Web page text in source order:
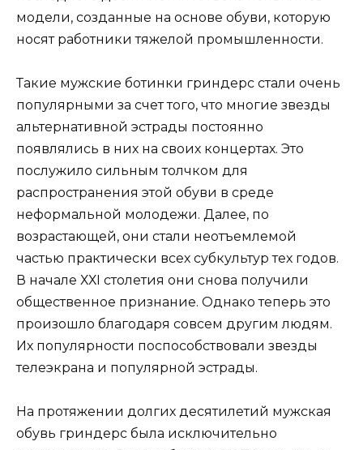
модели, созданные на основе обуви, которую
носят работники тяжелой промышленности.
Такие мужские ботинки гриндерс стали очень
популярными за счет того, что многие звезды
альтернативной эстрады постоянно
появлялись в них на своих концертах. Это
послужило сильным толчком для
распространения этой обуви в среде
неформальной молодежи. Далее, по
возрастающей, они стали неотъемлемой
частью практически всех субкультур тех годов.
В начале ХХI столетия они снова получили
общественное признание. Однако теперь это
произошло благодаря совсем другим людям.
Их популярности поспособствовали звезды
телеэкрана и популярной эстрады.
На протяжении долгих десятилетий мужская
обувь гриндерс была исключительно